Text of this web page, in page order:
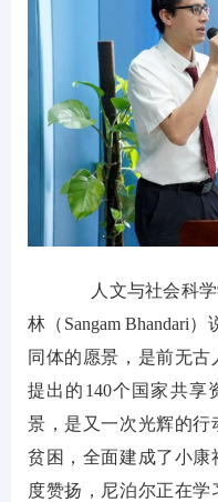
人文与社会科学
林（Sangam Bhandari
同体的愿景，是前无
提出的140个国家共享
景，是又一次光辉的
贫困，全面建成了小康
度赞扬，尼泊尔正在